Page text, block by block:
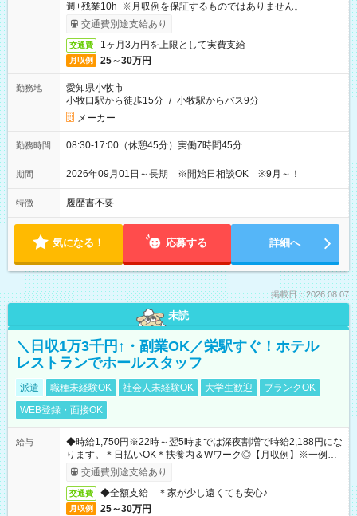
週+残業10h ※月収例を保証するものではありません。
交通費別途支給あり
交通費 1ヶ月3万円を上限として実費支給
月収例 25～30万円
勤務地
愛知県小牧市
小牧口駅から徒歩15分 / 小牧駅からバス9分
メーカー
勤務時間 08:30-17:00（休憩45分）実働7時間45分
期間 2026年09月01日～長期 ※開始日相談OK ※9月～！
特徴 履歴書不要
気になる！ 応募する 詳細へ
掲載日：2026.08.07
未読
＼日収1万3千円↑・副業OK／栄駅すぐ！ホテル
レストランでホールスタッフ
派遣 職種未経験OK 社会人未経験OK 大学生歓迎
ブランクOK
WEB登録・面接OK
給与
◆時給1,750円※22時～翌5時までは深夜割増で時給2,188円にな
ります。＊日払いOK＊扶養内＆Wワーク◎【月収例】※一例で
す！ 約275,625円（時給1,750円×実働7.5h×21日）
交通費別途支給あり
交通費 ◆全額支給 ＊家が少し遠くても安心♪
月収例 25～30万円